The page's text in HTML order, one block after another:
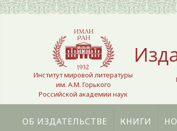
Выберите язык
Институт мировой литературы
им. А.М. Горького
Российской академии наук
ОБ ИЗДАТЕЛЬСТВЕ КНИГИ